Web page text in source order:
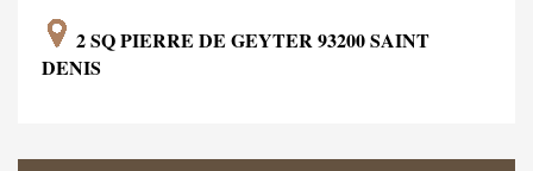
2 SQ PIERRE DE GEYTER 93200 SAINT
DENIS